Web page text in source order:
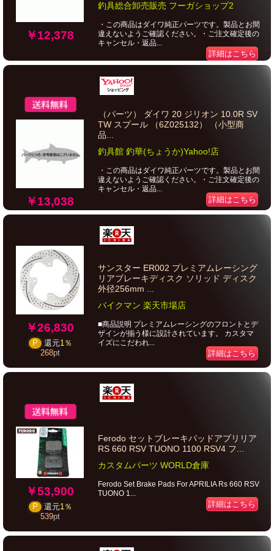
￥12,378
釣具総合卸売販売 フーガショップ2
・この商品はダイワ純正パーツです。製品とお間
違えないようご確認ください。・ご注文確定後の
キャンセル・返品...
詳細はこちら
￥13,038
（パーツ） ダイワ 20 ジリオン 10.0R SV
TW スプール （6Z025132） （小型商
品...
釣具館 釣華(ちょうか)Yahoo!店
・この商品はダイワ純正パーツです。製品とお間
違えないようご確認ください。・ご注文確定後の
キャンセル・返品...
詳細はこちら
￥26,830
P 還元1％
268pt
サンスター ER002 プレミアムレーシング
リアブレーキディスク ソリッド ディスク
外径256mm ...
バイクマン 楽天市場店
■商品説明 プレミアムレーシングのフロントとデ
ザインが揃う様に設計されています。 カスタマ
イズにこだわれ...
詳細はこちら
￥53,900
P 還元1％
539pt
Ferodo セットブレーキパッドアプリリア
RS 660 RSV TUONO 1100 RSV4 フ...
カスタムパーツ WORLD倉庫
Ferodo Set Brake Pads For APRILIA Rs 660 RSV
TUONO 1...
詳細はこちら